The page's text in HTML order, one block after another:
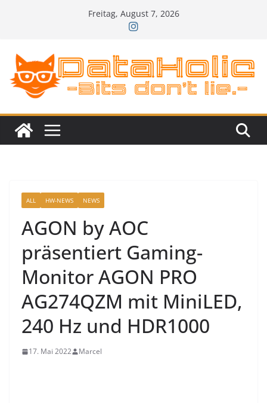
Freitag, August 7, 2026
ALL HW-NEWS NEWS
AGON by AOC
präsentiert Gaming-
Monitor AGON PRO
AG274QZM mit MiniLED,
240 Hz und HDR1000
17. Mai 2022 Marcel